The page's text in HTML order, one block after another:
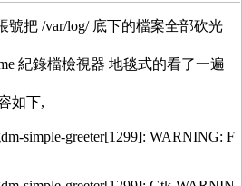
號把 /var/log/ 底下的檔案全部砍光
紀錄檔檢視器 地毯式的看了一遍
如下,
simple-greeter[1299]: WARNING: F